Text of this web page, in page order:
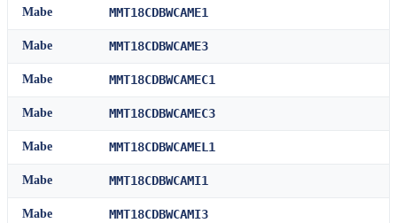
Mabe MMT18CDBWCAME1
Mabe MMT18CDBWCAME3
Mabe MMT18CDBWCAMEC1
Mabe MMT18CDBWCAMEC3
Mabe MMT18CDBWCAMEL1
Mabe MMT18CDBWCAMI1
Mabe MMT18CDBWCAMI3